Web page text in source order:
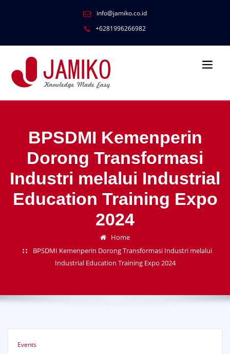
info@jamiko.co.id
+6281996266982
BPSDMI Kemenperin
Dorong Transformasi
Industri melalui Industrial
Education Training Expo
2024
Home
BPSDMI Kemenperin Dorong Transformasi Industri melalui
Industrial Education Training Expo 2024
Events